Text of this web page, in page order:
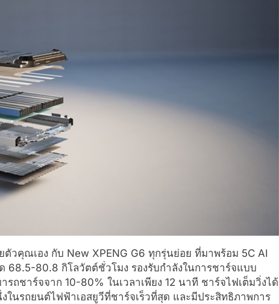
วคุณเอง กับ New XPENG G6 ทุกรุ่นย่อย ที่มาพร้อม 5C AI
80.8 กิโลวัตต์ชั่วโมง รองรับกำลังในการชาร์จแบบ
ถชาร์จจาก 10-80% ในเวลาเพียง 12 นาที ชาร์จไฟเต็มวิ่งได้
ในรถยนต์ไฟฟ้าเอสยูวีที่ชาร์จเร็วที่สุด และมีประสิทธิภาพการ